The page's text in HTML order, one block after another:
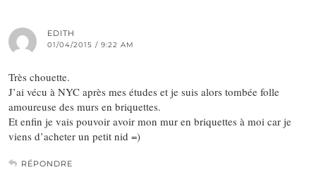
EDITH
01/04/2015 / 9:22 AM
Très chouette.
J’ai vécu à NYC après mes études et je suis alors tombée folle
amoureuse des murs en briquettes.
Et enfin je vais pouvoir avoir mon mur en briquettes à moi car je
viens d’acheter un petit nid =)
RÉPONDRE